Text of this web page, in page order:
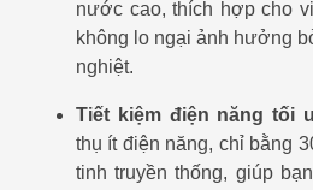
nước cao, thích hợp cho
không lo ngại ảnh hưởng
nghiệt.
Tiết kiệm điện năng tối
thụ ít điện năng, chỉ bằng
tinh truyền thống, giúp